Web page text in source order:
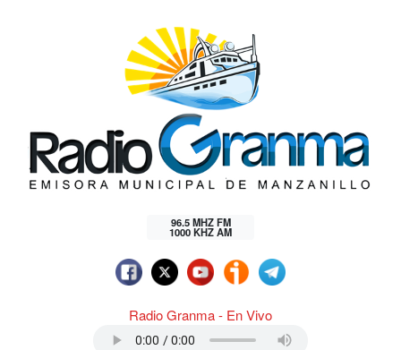
96.5 MHZ FM
1000 KHZ AM
Radio Granma - En Vivo